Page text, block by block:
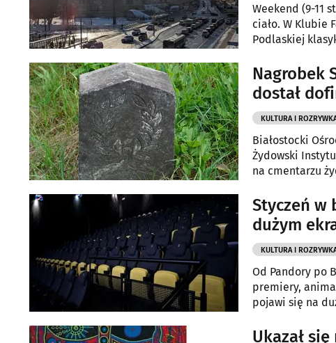
Weekend (9-11
ciało. W Klubie
Podlaskiej
niektóre
przegląd.
Nagrobek
dostał
KULTURA I
Białostocki
Żydowski
na cmentarzu
twórcy języka
Styczeń w
dużym
KULTURA I
Od Pandory po
premiery,
pojawi się na
Ukazał